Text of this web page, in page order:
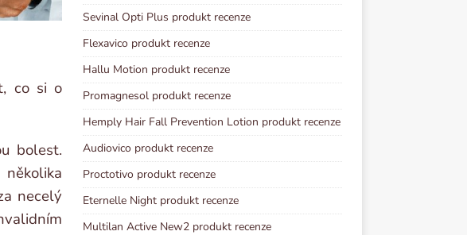
co si o
bolest.
necelý
Sevinal Opti Plus produkt recenze
Flexavico produkt recenze
Hallu Motion produkt recenze
Promagnesol produkt recenze
Hemply Hair Fall Prevention Lotion produkt recenze
Audiovico produkt recenze
Proctotivo produkt recenze
Eternelle Night produkt recenze
Multilan Active New2 produkt recenze